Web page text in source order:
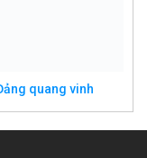
quang vinh